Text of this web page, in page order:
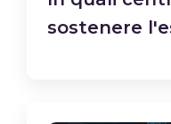
sostenere